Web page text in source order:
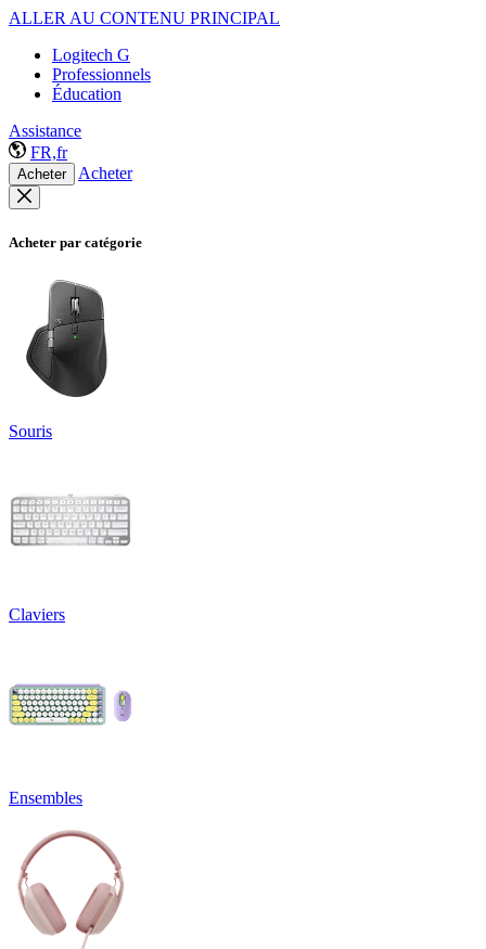
ALLER AU CONTENU PRINCIPAL
Logitech G
Professionnels
Éducation
Assistance
FR,fr
Acheter Acheter
Acheter par catégorie
Souris
Claviers
Ensembles